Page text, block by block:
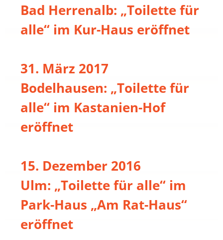
Bad Herrenalb: „Toilette für
alle“ im Kur-Haus eröffnet
31. März 2017
Bodelhausen: „Toilette für
alle“ im Kastanien-Hof
eröffnet
15. Dezember 2016
Ulm: „Toilette für alle“ im
Park-Haus „Am Rat-Haus“
eröffnet